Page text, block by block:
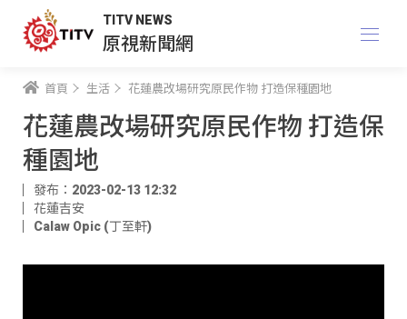
TITV NEWS
原視新聞網
首頁 生活 花蓮農改場研究原民作物 打造保種園地
花蓮農改場研究原民作物 打造保
種園地
發布：2023-02-13 12:32
花蓮吉安
Calaw Opic (丁至軒)